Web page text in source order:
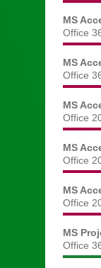
MS
Office
MS
Office
MS
Office
MS
Office
MS
Office
MS
Office